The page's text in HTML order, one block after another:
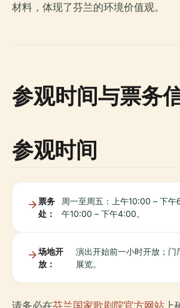
材料，体现了芬兰的环境价值观。
参观时间与票务
参观时间
票务
处：
周一至周五：上午10:00 – 下
午10:00 – 下午4:00。
场地开
放：
演出开始前一小时开放；门
展览。
请务必在芬兰国家歌剧院官方网站